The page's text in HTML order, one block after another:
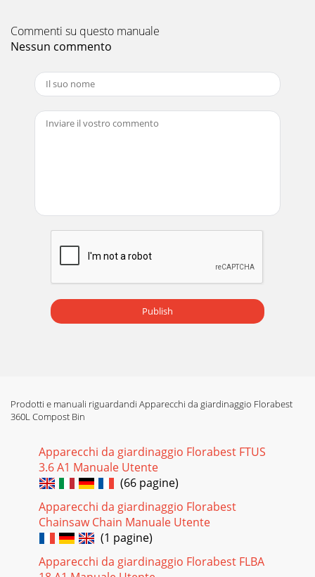
Commenti su questo manuale
Nessun commento
Publish
Prodotti e manuali riguardandi Apparecchi da giardinaggio Florabest
360L Compost Bin
Apparecchi da giardinaggio Florabest FTUS
3.6 A1 Manuale Utente
(66 pagine)
Apparecchi da giardinaggio Florabest
Chainsaw Chain Manuale Utente
(1 pagine)
Apparecchi da giardinaggio Florabest FLBA